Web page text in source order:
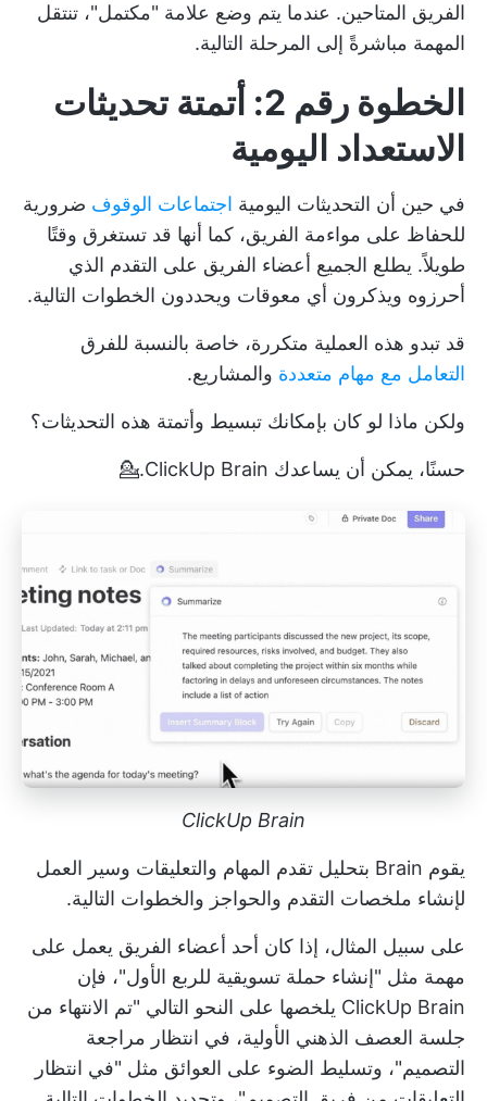
الفريق المتاحين. عندما يتم وضع علامة "مكتمل"، تنتقل
المهمة مباشرةً إلى المرحلة التالية.
الخطوة رقم 2: أتمتة تحديثات
الاستعداد اليومية
في حين أن التحديثات اليومية اجتماعات الوقوف ضرورية
للحفاظ على مواءمة الفريق، كما أنها قد تستغرق وقتًا
طويلاً. يطلع الجميع أعضاء الفريق على التقدم الذي
أحرزوه ويذكرون أي معوقات ويحددون الخطوات التالية.
قد تبدو هذه العملية متكررة، خاصة بالنسبة للفرق
التعامل مع مهام متعددة والمشاريع.
ولكن ماذا لو كان بإمكانك تبسيط وأتمتة هذه التحديثات؟
حسنًا، يمكن أن يساعدك ClickUp Brain.💁
ClickUp Brain
يقوم Brain بتحليل تقدم المهام والتعليقات وسير العمل
لإنشاء ملخصات التقدم والحواجز والخطوات التالية.
على سبيل المثال، إذا كان أحد أعضاء الفريق يعمل على
مهمة مثل "إنشاء حملة تسويقية للربع الأول"، فإن
ClickUp Brain يلخصها على النحو التالي "تم الانتهاء من
جلسة العصف الذهني الأولية، في انتظار مراجعة
التصميم"، وتسليط الضوء على العوائق مثل "في انتظار